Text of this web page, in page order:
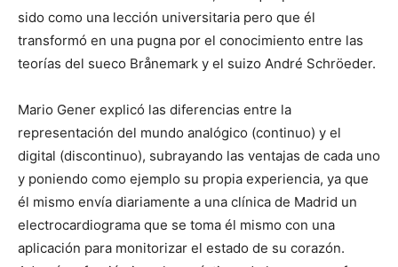
sido como una lección universitaria pero que él
transformó en una pugna por el conocimiento entre las
teorías del sueco Brånemark y el suizo André Schröeder.
Mario Gener explicó las diferencias entre la
representación del mundo analógico (continuo) y el
digital (discontinuo), subrayando las ventajas de cada uno
y poniendo como ejemplo su propia experiencia, ya que
él mismo envía diariamente a una clínica de Madrid un
electrocardiograma que se toma él mismo con una
aplicación para monitorizar el estado de su corazón.